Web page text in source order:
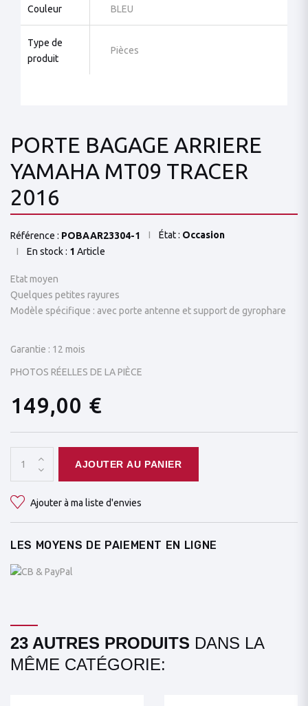
Couleur BLEU
Type de
produit
Pièces
PORTE BAGAGE ARRIERE
YAMAHA MT09 TRACER
2016
Référence : POBAAR23304-1 État : Occasion
En stock : 1 Article
Etat moyen
Quelques petites rayures
Modèle spécifique : avec porte antenne et support de gyrophare
Garantie : 12 mois
PHOTOS RÉELLES DE LA PIÈCE
149,00 €
AJOUTER AU PANIER
Ajouter à ma liste d'envies
LES MOYENS DE PAIEMENT EN LIGNE
23 AUTRES PRODUITS DANS LA
MÊME CATÉGORIE: